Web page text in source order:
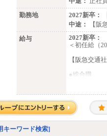
勤務地
2027新卒：
中途：
【阪
給与
2027新卒：
＜初任給（
【阪急交通社
●総合職
月給
000円(※3)
5）
キーワード検索]